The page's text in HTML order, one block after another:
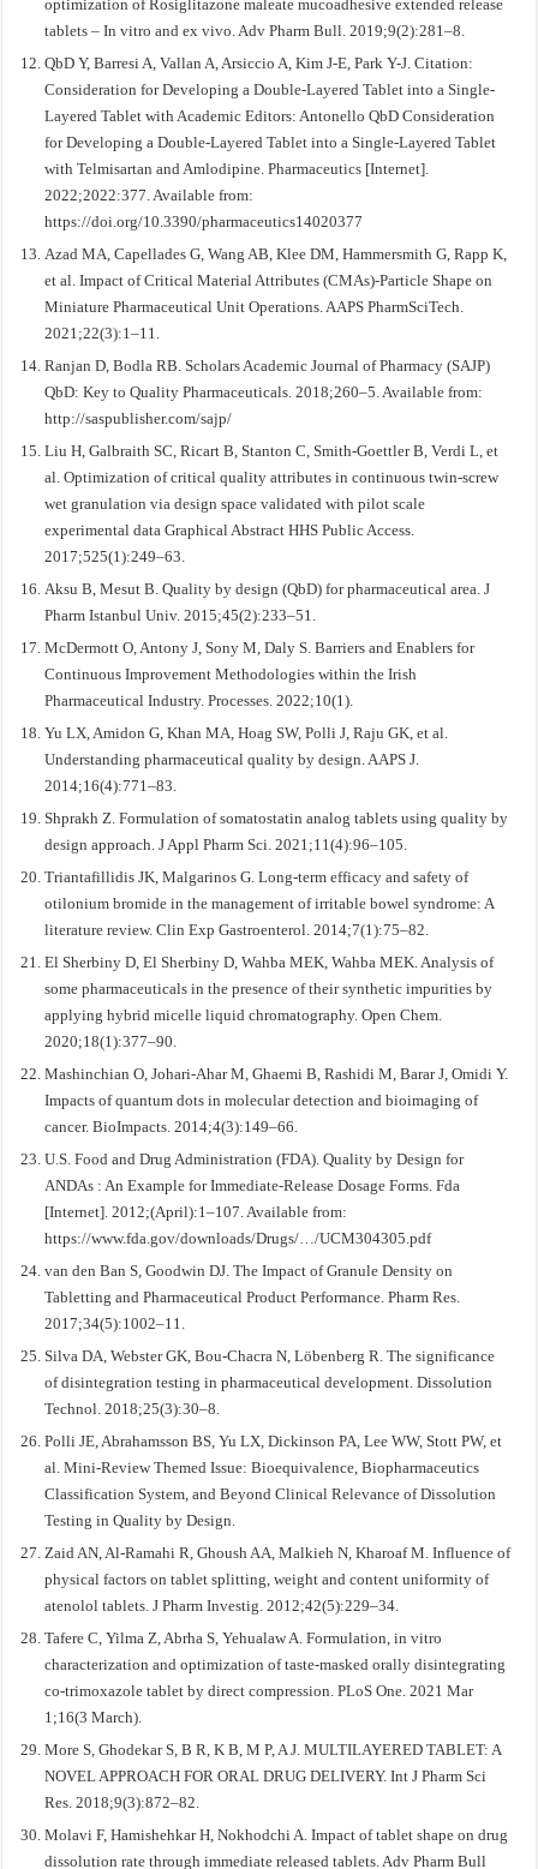
optimization of Rosiglitazone maleate mucoadhesive extended release
tablets – In vitro and ex vivo. Adv Pharm Bull. 2019;9(2):281–8.
QbD Y, Barresi A, Vallan A, Arsiccio A, Kim J-E, Park Y-J. Citation:
Consideration for Developing a Double-Layered Tablet into a Single-
Layered Tablet with Academic Editors: Antonello QbD Consideration
for Developing a Double-Layered Tablet into a Single-Layered Tablet
with Telmisartan and Amlodipine. Pharmaceutics [Internet].
2022;2022:377. Available from:
https://doi.org/10.3390/pharmaceutics14020377
Azad MA, Capellades G, Wang AB, Klee DM, Hammersmith G, Rapp K,
et al. Impact of Critical Material Attributes (CMAs)-Particle Shape on
Miniature Pharmaceutical Unit Operations. AAPS PharmSciTech.
2021;22(3):1–11.
Ranjan D, Bodla RB. Scholars Academic Journal of Pharmacy (SAJP)
QbD: Key to Quality Pharmaceuticals. 2018;260–5. Available from:
http://saspublisher.com/sajp/
Liu H, Galbraith SC, Ricart B, Stanton C, Smith-Goettler B, Verdi L, et
al. Optimization of critical quality attributes in continuous twin-screw
wet granulation via design space validated with pilot scale
experimental data Graphical Abstract HHS Public Access.
2017;525(1):249–63.
Aksu B, Mesut B. Quality by design (QbD) for pharmaceutical area. J
Pharm Istanbul Univ. 2015;45(2):233–51.
McDermott O, Antony J, Sony M, Daly S. Barriers and Enablers for
Continuous Improvement Methodologies within the Irish
Pharmaceutical Industry. Processes. 2022;10(1).
Yu LX, Amidon G, Khan MA, Hoag SW, Polli J, Raju GK, et al.
Understanding pharmaceutical quality by design. AAPS J.
2014;16(4):771–83.
Shprakh Z. Formulation of somatostatin analog tablets using quality by
design approach. J Appl Pharm Sci. 2021;11(4):96–105.
Triantafillidis JK, Malgarinos G. Long-term efficacy and safety of
otilonium bromide in the management of irritable bowel syndrome: A
literature review. Clin Exp Gastroenterol. 2014;7(1):75–82.
El Sherbiny D, El Sherbiny D, Wahba MEK, Wahba MEK. Analysis of
some pharmaceuticals in the presence of their synthetic impurities by
applying hybrid micelle liquid chromatography. Open Chem.
2020;18(1):377–90.
Mashinchian O, Johari-Ahar M, Ghaemi B, Rashidi M, Barar J, Omidi Y.
Impacts of quantum dots in molecular detection and bioimaging of
cancer. BioImpacts. 2014;4(3):149–66.
U.S. Food and Drug Administration (FDA). Quality by Design for
ANDAs : An Example for Immediate-Release Dosage Forms. Fda
[Internet]. 2012;(April):1–107. Available from:
https://www.fda.gov/downloads/Drugs/…/UCM304305.pdf
van den Ban S, Goodwin DJ. The Impact of Granule Density on
Tabletting and Pharmaceutical Product Performance. Pharm Res.
2017;34(5):1002–11.
Silva DA, Webster GK, Bou-Chacra N, Löbenberg R. The significance
of disintegration testing in pharmaceutical development. Dissolution
Technol. 2018;25(3):30–8.
Polli JE, Abrahamsson BS, Yu LX, Dickinson PA, Lee WW, Stott PW, et
al. Mini-Review Themed Issue: Bioequivalence, Biopharmaceutics
Classification System, and Beyond Clinical Relevance of Dissolution
Testing in Quality by Design.
Zaid AN, Al-Ramahi R, Ghoush AA, Malkieh N, Kharoaf M. Influence of
physical factors on tablet splitting, weight and content uniformity of
atenolol tablets. J Pharm Investig. 2012;42(5):229–34.
Tafere C, Yilma Z, Abrha S, Yehualaw A. Formulation, in vitro
characterization and optimization of taste-masked orally disintegrating
co-trimoxazole tablet by direct compression. PLoS One. 2021 Mar
1;16(3 March).
More S, Ghodekar S, B R, K B, M P, A J. MULTILAYERED TABLET: A
NOVEL APPROACH FOR ORAL DRUG DELIVERY. Int J Pharm Sci
Res. 2018;9(3):872–82.
Molavi F, Hamishehkar H, Nokhodchi A. Impact of tablet shape on drug
dissolution rate through immediate released tablets. Adv Pharm Bull